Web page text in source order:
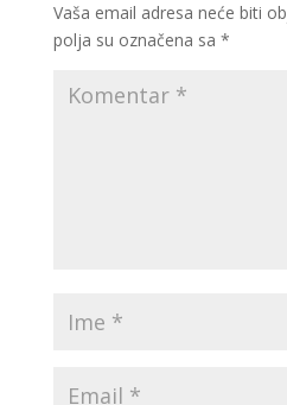
Vaša email adresa neće biti
polja su označena sa *